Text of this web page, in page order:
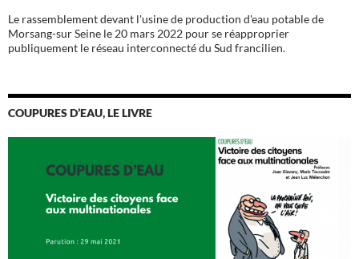
Le rassemblement devant l'usine de production d'eau potable de
Morsang-sur Seine le 20 mars 2022 pour se réapproprier
publiquement le réseau interconnecté du Sud francilien.
COUPURES D’EAU, LE LIVRE